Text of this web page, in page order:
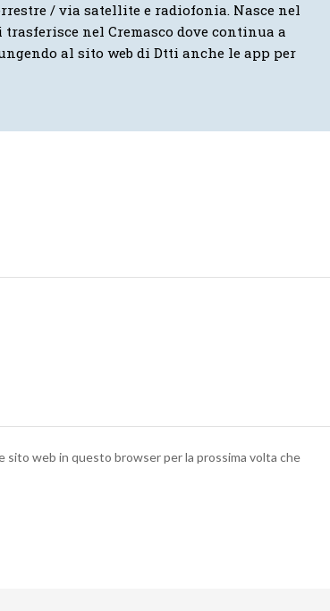
/ via satellite e radiofonia. Nasce nel
trasferisce nel Cremasco dove continua a
al sito web di Dtti anche le app per
sito web in questo browser per la prossima volta che